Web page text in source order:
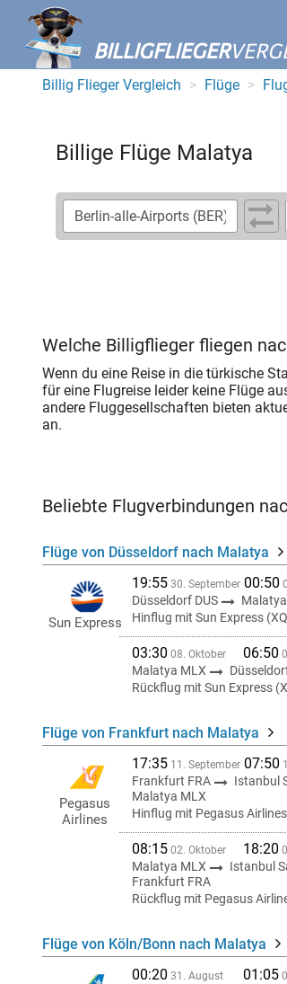
BILLIGFLIEGER
Billig Flieger Vergleich Flüge
Billige Flüge Malatya
Welche Billigflieger fliegen
Wenn du eine Reise in die türkische
für eine Flugreise leider keine Flüge
andere Fluggesellschaften bieten
an.
Beliebte Flugverbindungen
Flüge von Düsseldorf nach Malatya
19:55 30. September 00:50
Düsseldorf DUS
Hinflug mit Sun Express
03:30 08. Oktober 06:50
Malatya MLX
Rückflug mit Sun Express
Sun Express
Flüge von Frankfurt nach Malatya
17:35 11. September 07:50
Frankfurt FRA
Istanbul
Malatya MLX
Hinflug mit Pegasus
08:15 02. Oktober 18:20
Malatya MLX
Istanbul
Frankfurt FRA
Rückflug mit Pegasus
Pegasus
Airlines
Flüge von Köln/Bonn nach Malatya
00:20 31. August 01:05